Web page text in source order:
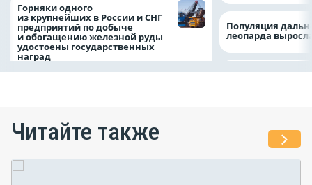
Горняки одного
из крупнейших в России и СНГ
предприятий по добыче
и обогащению железной руды
удостоены государственных
наград
Популяция
леопарда
Читайте также